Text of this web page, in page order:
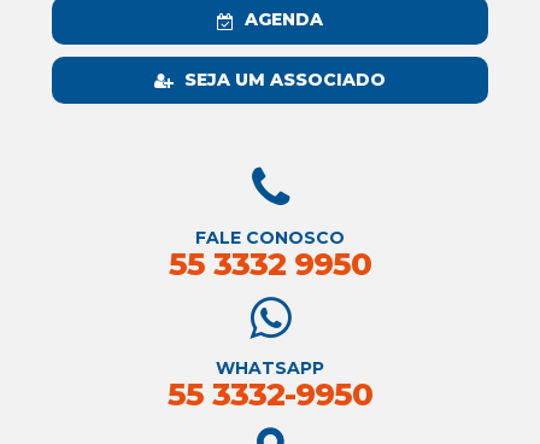
AGENDA
SEJA UM ASSOCIADO
FALE CONOSCO
55 3332 9950
WHATSAPP
55 3332-9950